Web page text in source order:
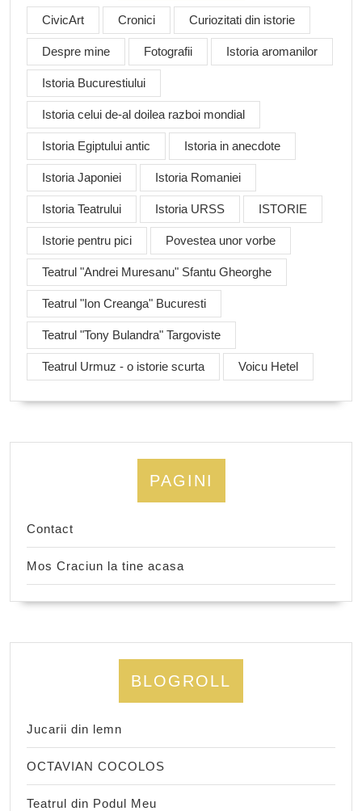
CivicArt Cronici Curiozitati din istorie
Despre mine Fotografii Istoria aromanilor
Istoria Bucurestiului
Istoria celui de-al doilea razboi mondial
Istoria Egiptului antic Istoria in anecdote
Istoria Japoniei Istoria Romaniei
Istoria Teatrului Istoria URSS ISTORIE
Istorie pentru pici Povestea unor vorbe
Teatrul "Andrei Muresanu" Sfantu Gheorghe
Teatrul "Ion Creanga" Bucuresti
Teatrul "Tony Bulandra" Targoviste
Teatrul Urmuz - o istorie scurta Voicu Hetel
PAGINI
Contact
Mos Craciun la tine acasa
BLOGROLL
Jucarii din lemn
OCTAVIAN COCOLOS
Teatrul din Podul Meu